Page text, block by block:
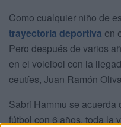
Como cualquier niño de
trayectoria deportiva en
Pero después de varios
en el voleibol con la
ceutíes, Juan Ramón
Sabri Hammu se
fútbol con 6 años, toda la